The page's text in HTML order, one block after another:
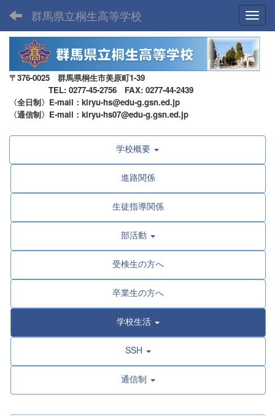
群馬県立桐生高等学校
〒376-0025 群馬県桐生市美原町1-39
TEL: 0277-45-2756 FAX: 0277-44-2439
〈全日制〉E-mail：kiryu-hs@edu-g.gsn.ed.jp
〈通信制〉E-mail：kiryu-hs07@edu-g.gsn.ed.jp
学校概要
進路関係
生徒指導関係
部活動
受検生の方へ
卒業生の方へ
学校生活
SSH
通信制